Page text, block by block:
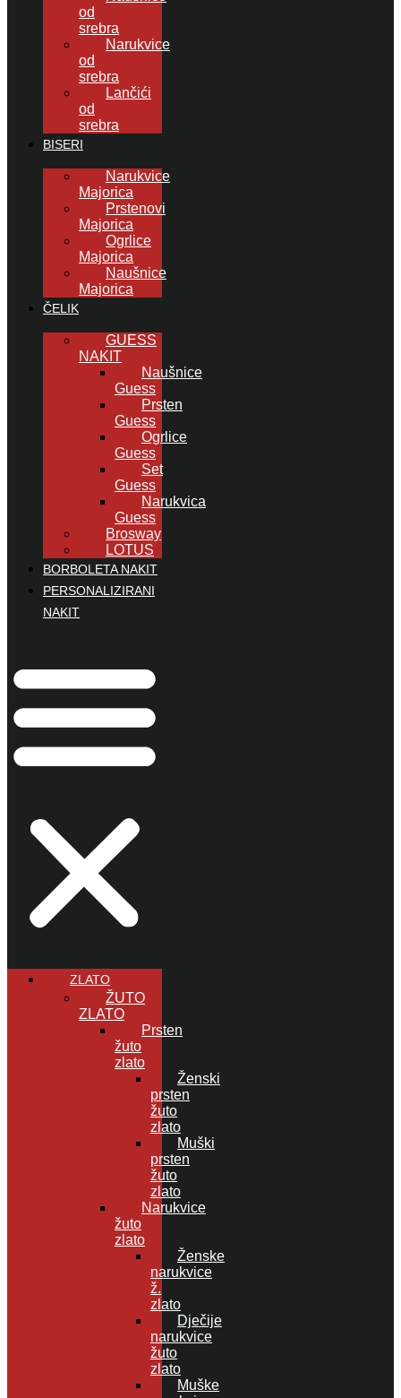
od
srebra
Narukvice
od
srebra
Lančići
od
srebra
BISERI
Narukvice
Majorica
Prstenovi
Majorica
Ogrlice
Majorica
Naušnice
Majorica
ČELIK
GUESS
NAKIT
Naušnice
Guess
Prsten
Guess
Ogrlice
Guess
Set
Guess
Narukvica
Guess
Brosway
LOTUS
BORBOLETA NAKIT
PERSONALIZIRANI
NAKIT
ZLATO
ŽUTO
ZLATO
Prsten
žuto
zlato
Ženski
prsten
žuto
zlato
Muški
prsten
žuto
zlato
Narukvice
žuto
zlato
Ženske
narukvice
ž.
zlato
Dječije
narukvice
žuto
zlato
Muške